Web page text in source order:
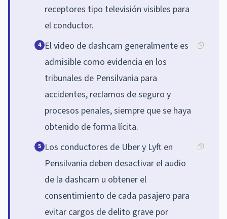
receptores tipo televisión visibles para
el conductor.
4 El video de dashcam generalmente es
admisible como evidencia en los
tribunales de Pensilvania para
accidentes, reclamos de seguro y
procesos penales, siempre que se haya
obtenido de forma lícita.
5 Los conductores de Uber y Lyft en
Pensilvania deben desactivar el audio
de la dashcam u obtener el
consentimiento de cada pasajero para
evitar cargos de delito grave por